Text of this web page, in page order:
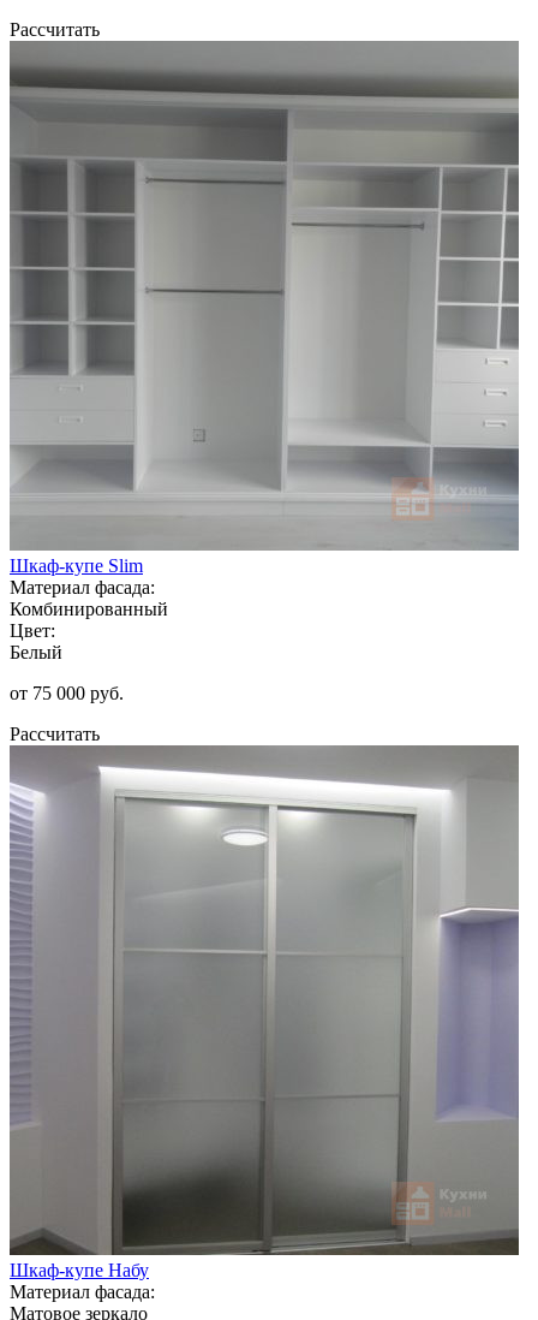
Рассчитать
Шкаф-купе Slim
Материал фасада:
Комбинированный
Цвет:
Белый
от 75 000 руб.
Рассчитать
Шкаф-купе Набу
Материал фасада:
Матовое зеркало